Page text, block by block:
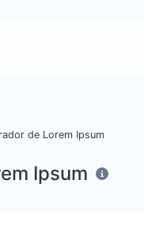
de Lorem Ipsum
Ipsum